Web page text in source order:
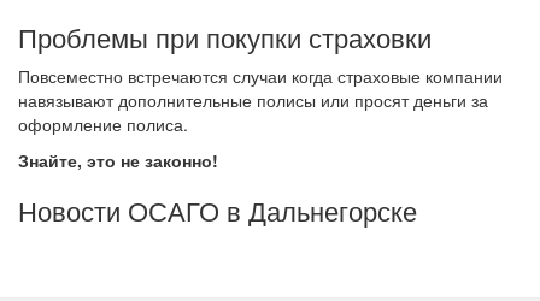
Проблемы при покупки страховки
Повсеместно встречаются случаи когда страховые компании
навязывают дополнительные полисы или просят деньги за
оформление полиса.
Знайте, это не законно!
Новости ОСАГО в Дальнегорске